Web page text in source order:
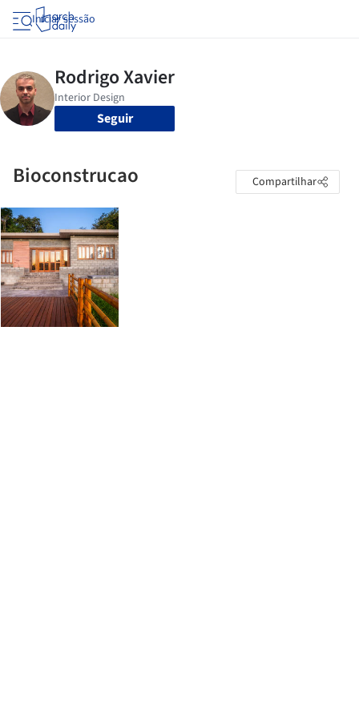
Iniciar sessão
Seguir
Bioconstrucao Compartilhar